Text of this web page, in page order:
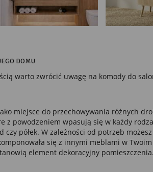
DOMU
warto zwrócić uwagę na komody do
miejsce do przechowywania różnych
z powodzeniem wpasują się w każdy
półek. W zależności od potrzeb
się z innymi meblami w
element dekoracyjny pomieszczenia.